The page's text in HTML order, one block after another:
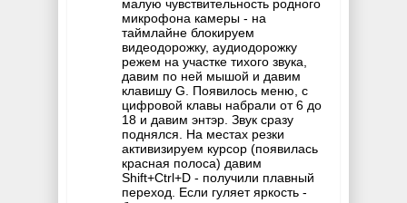
малую чувствительность родного
микрофона камеры - на
таймлайне блокируем
видеодорожку, аудиодорожку
режем на участке тихого звука,
давим по ней мышой и давим
клавишу G. Появилось меню, с
цифровой клавы набрали от 6 до
18 и давим энтэр. Звук сразу
поднялся. На местах резки
активизируем курсор (появилась
красная полоса) давим
Shift+Ctrl+D - получили плавный
переход. Если гуляет яркость -